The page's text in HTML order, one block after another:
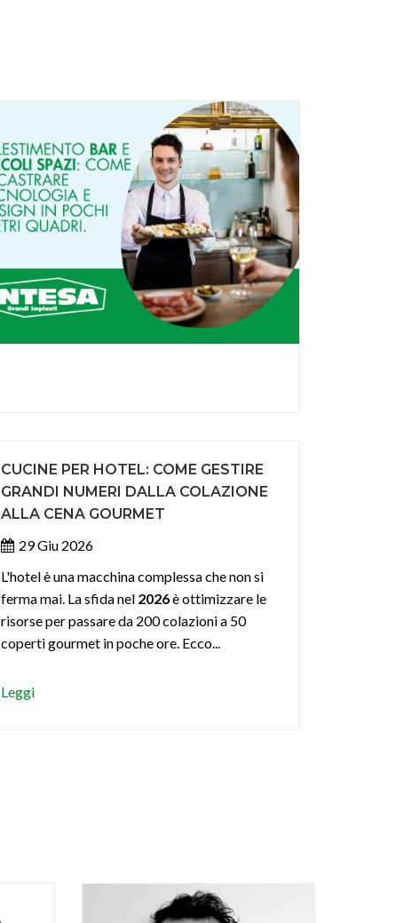
CUCINE PER HOTEL: COME GESTIRE
GRANDI NUMERI DALLA COLAZIONE
ALLA CENA GOURMET
29 Giu 2026
L'hotel è una macchina complessa che non si
ferma mai. La sfida nel 2026è ottimizzare le
risorse per passare da 200 colazioni a 50
coperti gourmet in poche ore. Ecco...
Leggi